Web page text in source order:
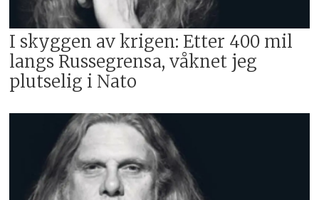
I skyggen av krigen: Etter 400 mil
langs Russegrensa, våknet jeg
plutselig i Nato